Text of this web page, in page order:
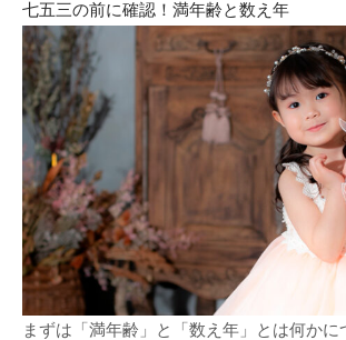
七五三の前に確認！満年齢と数え年
まずは 「満年齢」と「数え年」
とは何かに